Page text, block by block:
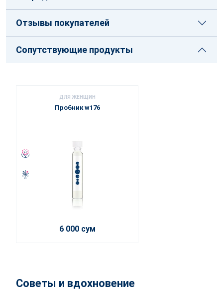
Отзывы покупателей
Сопутствующие продукты
ДЛЯ ЖЕНЩИН
Пробник w176
6 000 сум
Советы и вдохновение